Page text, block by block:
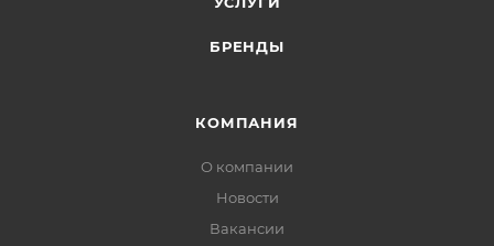
БРЕНДЫ
КОМПАНИЯ
О компании
Новости
Вакансии